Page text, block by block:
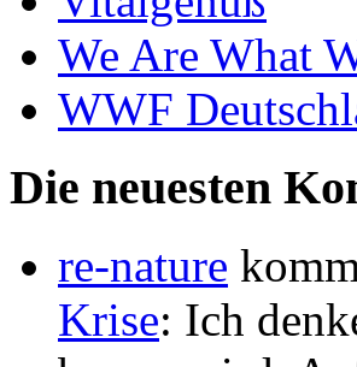
We Are What
WWF
Die neuesten
re-nature
Krise: Ich